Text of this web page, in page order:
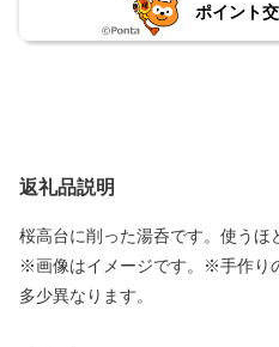
ポイント
返礼品説明
桜高台に削った湯呑です。使うほ
※画像はイメージです。※手作り
多少異なります。